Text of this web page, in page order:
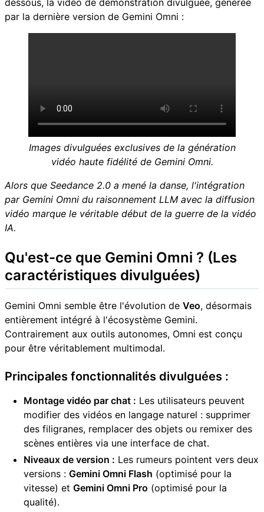
dessous, la vidéo de démonstration divulguée, générée
par la dernière version de Gemini Omni :
Images divulguées exclusives de la génération
vidéo haute fidélité de Gemini Omni.
Alors que Seedance 2.0 a mené la danse, l'intégration
par Gemini Omni du raisonnement LLM avec la diffusion
vidéo marque le véritable début de la guerre de la vidéo
IA.
Qu'est-ce que Gemini Omni ? (Les
caractéristiques divulguées)
Gemini Omni semble être l'évolution de Veo, désormais
entièrement intégré à l'écosystème Gemini.
Contrairement aux outils autonomes, Omni est conçu
pour être véritablement multimodal.
Principales fonctionnalités divulguées :
Montage vidéo par chat : Les utilisateurs peuvent
modifier des vidéos en langage naturel : supprimer
des filigranes, remplacer des objets ou remixer des
scènes entières via une interface de chat.
Niveaux de version : Les rumeurs pointent vers deux
versions : Gemini Omni Flash (optimisé pour la
vitesse) et Gemini Omni Pro (optimisé pour la
qualité).